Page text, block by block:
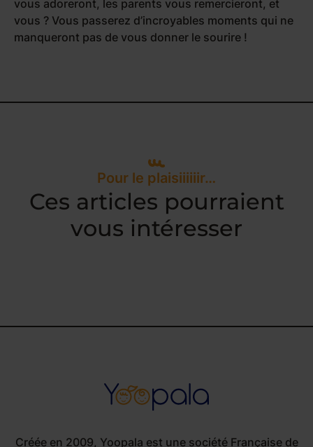
vous adoreront, les parents vous remercieront, et
vous ? Vous passerez d’incroyables moments qui ne
manqueront pas de vous donner le sourire !
Pour le plaisiiiiiir…
Ces articles pourraient
vous intéresser
Créée en 2009, Yoopala est une société Française de